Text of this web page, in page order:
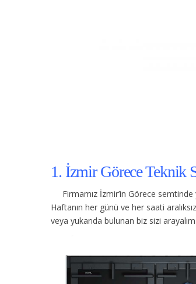
1. İzmir Görece Teknik
Firmamız İzmir’in Görece
Haftanın her günü ve her saati
veya yukarıda bulunan biz sizi